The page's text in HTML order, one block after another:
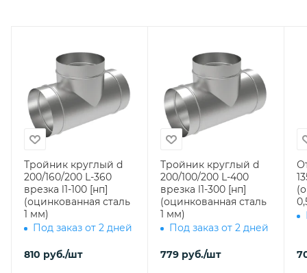
Тройник круглый d
200/160/200 L-360
врезка l1-100 [нп]
(оцинкованная сталь
1 мм)
Под заказ от 2 дней
810 руб./шт
Тройник круглый d
200/100/200 L-400
врезка l1-300 [нп]
(оцинкованная сталь
1 мм)
Под заказ от 2 дней
779 руб./шт